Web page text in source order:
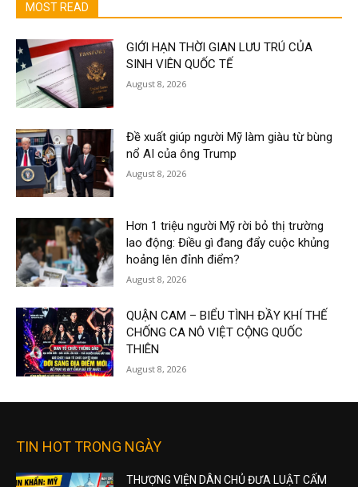
MOST READ
GIỚI HẠN THỜI GIAN LƯU TRÚ CỦA
SINH VIÊN QUỐC TẾ
August 8, 2026
Đề xuất giúp người Mỹ làm giàu từ bùng
nổ AI của ông Trump
August 8, 2026
Hơn 1 triệu người Mỹ rời bỏ thị trường
lao động: Điều gì đang đẩy cuộc khủng
hoảng lên đỉnh điểm?
August 8, 2026
QUẬN CAM – BIỂU TÌNH ĐẦY KHÍ THẾ
CHỐNG CA NÔ VIỆT CỘNG QUỐC
THIÊN
August 8, 2026
TIN HOT TRONG NGÀY
THƯỢNG VIỆN DÂN CHỦ ĐƯA LUẬT CẤM